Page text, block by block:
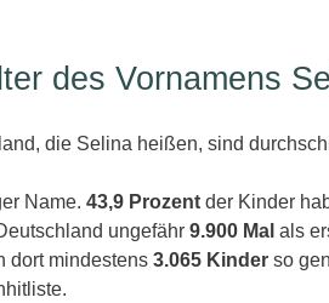
des Vornamens
die Selina heißen, sind
Name. 43,9 Prozent der Kinder
ungefähr 9.900 Mal als
dort mindestens 3.065 Kinder so